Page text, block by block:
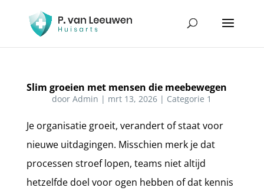
Slim groeien met mensen die meebewegen
doorAdmin | mrt 13, 2026 | Categorie 1
Je organisatie groeit, verandert of staat voor
nieuwe uitdagingen. Misschien merk je dat
processen stroef lopen, teams niet altijd
hetzelfde doel voor ogen hebben of dat kennis